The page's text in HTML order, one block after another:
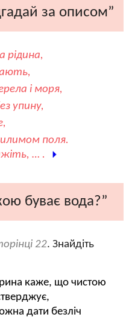
за описом”
рідина,
і моря,
упину,
поля.
… .
буває вода?”
22. Знайдіть
каже, що чистою
дати безліч